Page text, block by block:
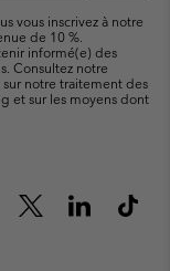
vous inscrivez à notre
de 10 %.
informé(e) des
Consultez notre
notre traitement des
et sur les moyens dont